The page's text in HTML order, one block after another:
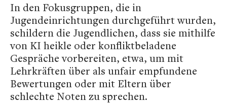
In den Fokusgruppen, die in
Jugendeinrichtungen durchgeführt wurden,
schildern die Jugendlichen, dass sie mithilfe
von KI heikle oder konfliktbeladene
Gespräche vorbereiten, etwa, um mit
Lehrkräften über als unfair empfundene
Bewertungen oder mit Eltern über
schlechte Noten zu sprechen.